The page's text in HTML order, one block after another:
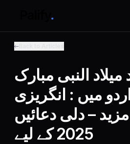
میلاد النبی مبارک
میں : انگریزی
مزید – دلی دعائیں
2025 کے لیے